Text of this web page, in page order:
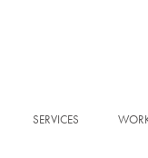
SERVICES